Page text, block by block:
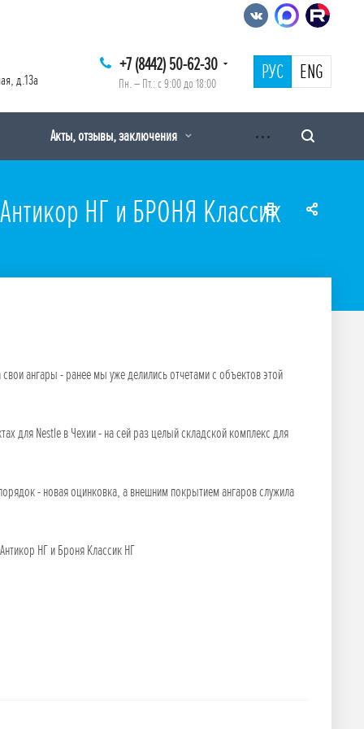
+7 (8442) 50-62-30
Пн. – Пт.: с 9:00 до 18:00 РУС ENG
д.13а
Акты, отзывы, заключения
НГ и БРОНЯ Классик
ангары - ранее мы уже делились отчетами с объектов этой
для Nestle в Чехии - на сей раз целый складской комплекс для
- новая оцинковка, а внешним покрытием ангаров служила
НГ и Броня Классик НГ